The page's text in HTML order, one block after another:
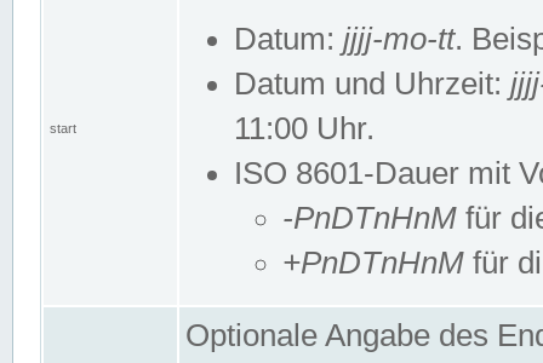
start
Datum: jjjj-mo-tt.
Datum und Uhrzeit:
11:00 Uhr.
ISO 8601-Dauer mit
-PnDTnHnM für
+PnDTnHnM für
Optionale Angabe des